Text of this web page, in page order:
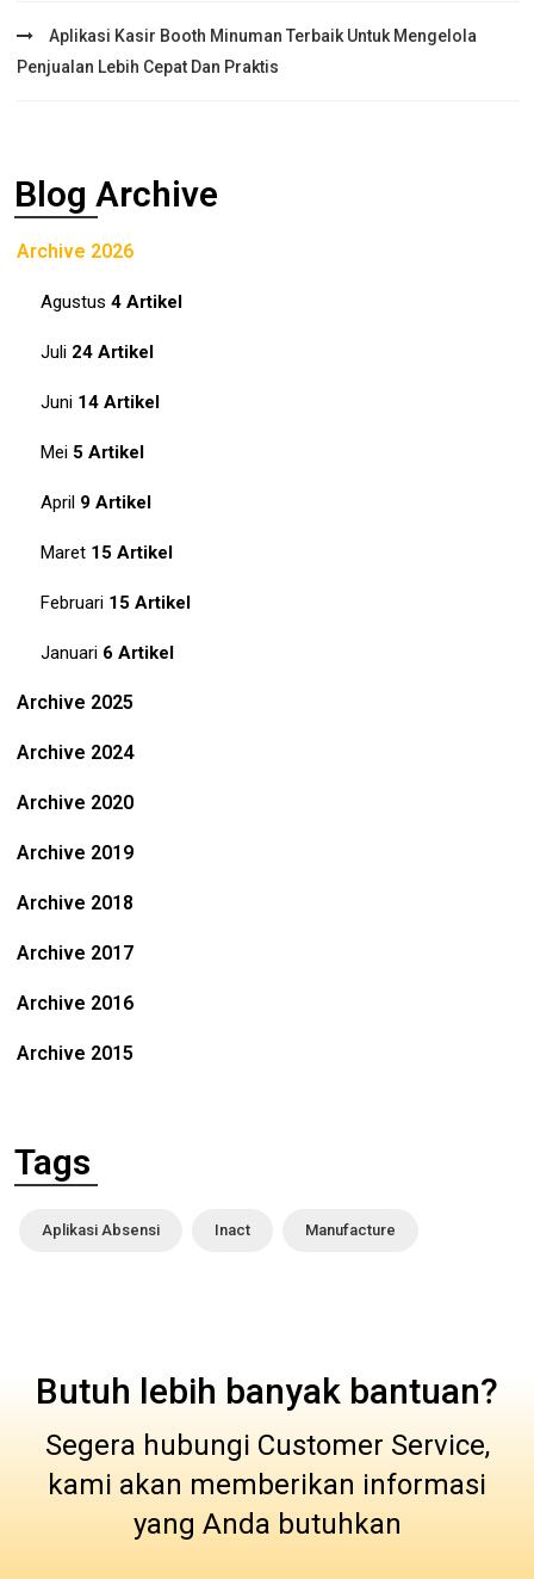
Aplikasi Kasir Booth Minuman Terbaik Untuk Mengelola
Penjualan Lebih Cepat Dan Praktis
Blog Archive
Archive 2026
Agustus 4 Artikel
Juli 24 Artikel
Juni 14 Artikel
Mei 5 Artikel
April 9 Artikel
Maret 15 Artikel
Februari 15 Artikel
Januari 6 Artikel
Archive 2025
Archive 2024
Archive 2020
Archive 2019
Archive 2018
Archive 2017
Archive 2016
Archive 2015
Tags
Aplikasi Absensi Inact Manufacture
Butuh lebih banyak bantuan?
Segera hubungi Customer Service,
kami akan memberikan informasi
yang Anda butuhkan